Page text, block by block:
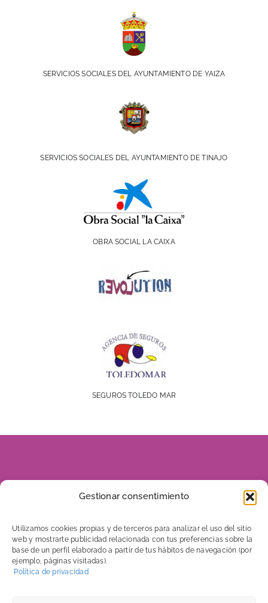
Gestionar consentimiento
Utilizamos cookies propias y de terceros para analizar el uso del sitio
web y mostrarte publicidad relacionada con tus preferencias sobre la
base de un perfil elaborado a partir de tus hábitos de navegación (por
ejemplo, páginas visitadas).
Política de privacidad
SERVICIOS SOCIALES DEL AYUNTAMIENTO DE YAIZA
SERVICIOS SOCIALES DEL AYUNTAMIENTO DE TINAJO
OBRA SOCIAL LA CAIXA
SEGUROS TOLEDO MAR
928 816 960
606 656 046
C/ Tenerife, 7